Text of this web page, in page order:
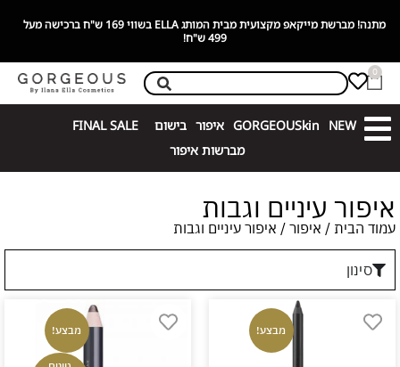
בלעדית בגורג׳ס! GORGEOUSkin מותג דרמו-קוסמטיקה מתקדם עם רכיבים
פעילים!
0
NEW
GORGEOUSkin איפור בישום
FINAL SALE
מברשות איפור
איפור עיניים וגבות
עמוד הבית / איפור / איפור עיניים וגבות
סינון
מבצע! מבצע!